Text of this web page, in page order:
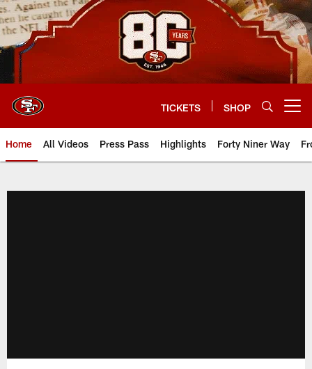
Skip
to
main
content
TICKETS SHOP
Home All Videos Press Pass Highlights Forty Niner Way